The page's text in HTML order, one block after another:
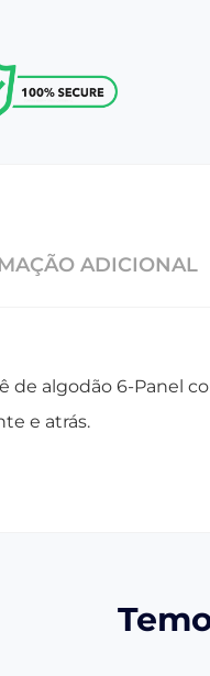
ADICIONAL
de algodão 6-Panel
e atrás.